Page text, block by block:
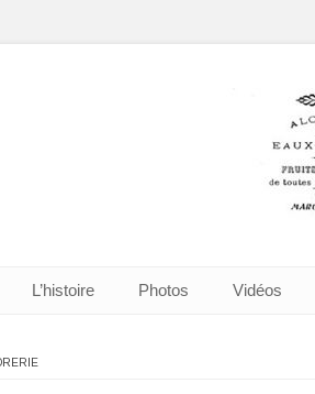
Mignard
L’histoire Photos Vidéos